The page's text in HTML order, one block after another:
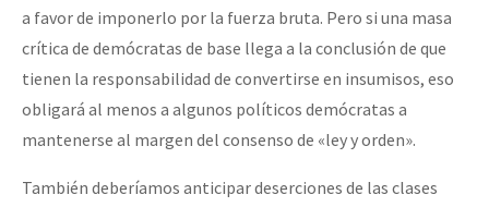
a favor de imponerlo por la fuerza bruta. Pero si una masa
crítica de demócratas de base llega a la conclusión de que
tienen la responsabilidad de convertirse en insumisos, eso
obligará al menos a algunos políticos demócratas a
mantenerse al margen del consenso de «ley y orden».
También deberíamos anticipar deserciones de las clases